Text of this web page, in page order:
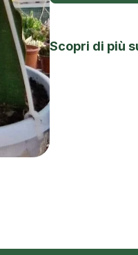
Scopri di più